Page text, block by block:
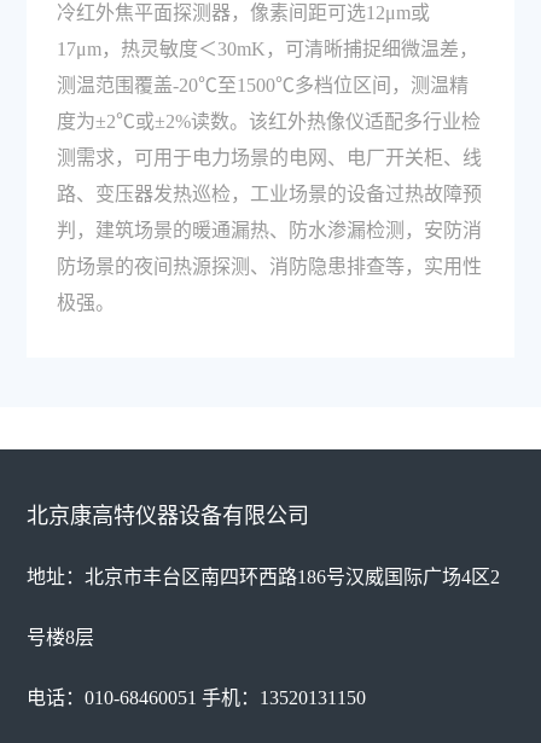
冷红外焦平面探测器，像素间距可选12μm或
17μm，热灵敏度＜30mK，可清晰捕捉细微温差，
测温范围覆盖-20℃至1500℃多档位区间，测温精
度为±2℃或±2%读数。该红外热像仪适配多行业检
测需求，可用于电力场景的电网、电厂开关柜、线
路、变压器发热巡检，工业场景的设备过热故障预
判，建筑场景的暖通漏热、防水渗漏检测，安防消
防场景的夜间热源探测、消防隐患排查等，实用性
极强。
北京康高特仪器设备有限公司
地址：北京市丰台区南四环西路186号汉威国际广场4区2
号楼8层
电话：010-68460051 手机：13520131150